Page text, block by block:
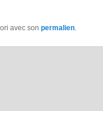
avec sonpermalien.